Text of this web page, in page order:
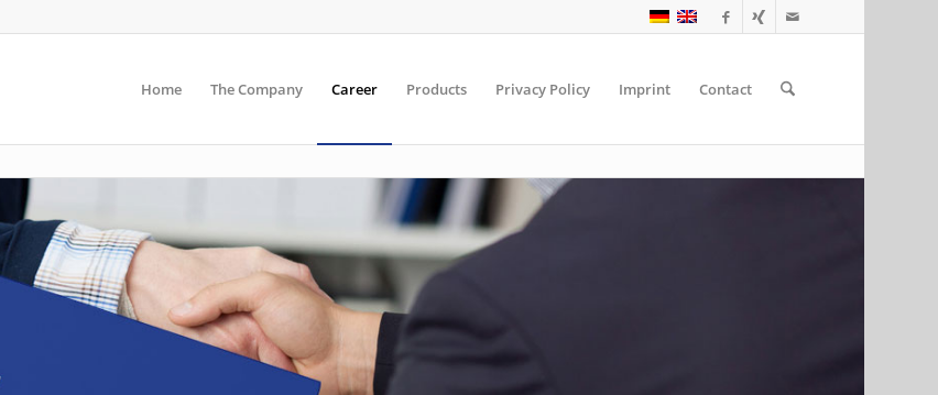
Home The Company Career Products Privacy Policy Imprint Contact